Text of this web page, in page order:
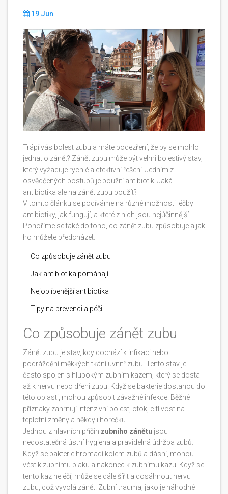
19 Jun
Trápí vás bolest zubu a máte podezření, že by se mohlo
jednat o zánět? Zánět zubu může být velmi bolestivý stav,
který vyžaduje rychlé a efektivní řešení. Jedním z
osvědčených postupů je použití antibiotik. Jaká
antibiotika ale na zánět zubu použít?
V tomto článku se podíváme na různé možnosti léčby
antibiotiky, jak fungují, a které z nich jsou nejúčinnější.
Ponoříme se také do toho, co zánět zubu způsobuje a jak
ho můžete předcházet.
Co způsobuje zánět zubu
Jak antibiotika pomáhají
Nejoblíbenější antibiotika
Tipy na prevenci a péči
Co způsobuje zánět zubu
Zánět zubu je stav, kdy dochází k infikaci nebo
podráždění měkkých tkání uvnitř zubu. Tento stav je
často spojen s hlubokým zubním kazem, který se dostal
až k nervu nebo dřeni zubu. Když se bakterie dostanou do
této oblasti, mohou způsobit závažné infekce. Běžné
příznaky zahrnují intenzivní bolest, otok, citlivost na
teplotní změny a někdy i horečku.
Jednou z hlavních příčin zubního zánětu jsou
nedostatečná ústní hygiena a pravidelná údržba zubů.
Když se bakterie hromadí kolem zubů a dásní, mohou
vést k zubnímu plaku a nakonec k zubnímu kazu. Když se
tento kaz neléčí, může se dále šířit a dosáhnout nervu
zubu, což vyvolá zánět. Zubní trauma, jako je náhodné